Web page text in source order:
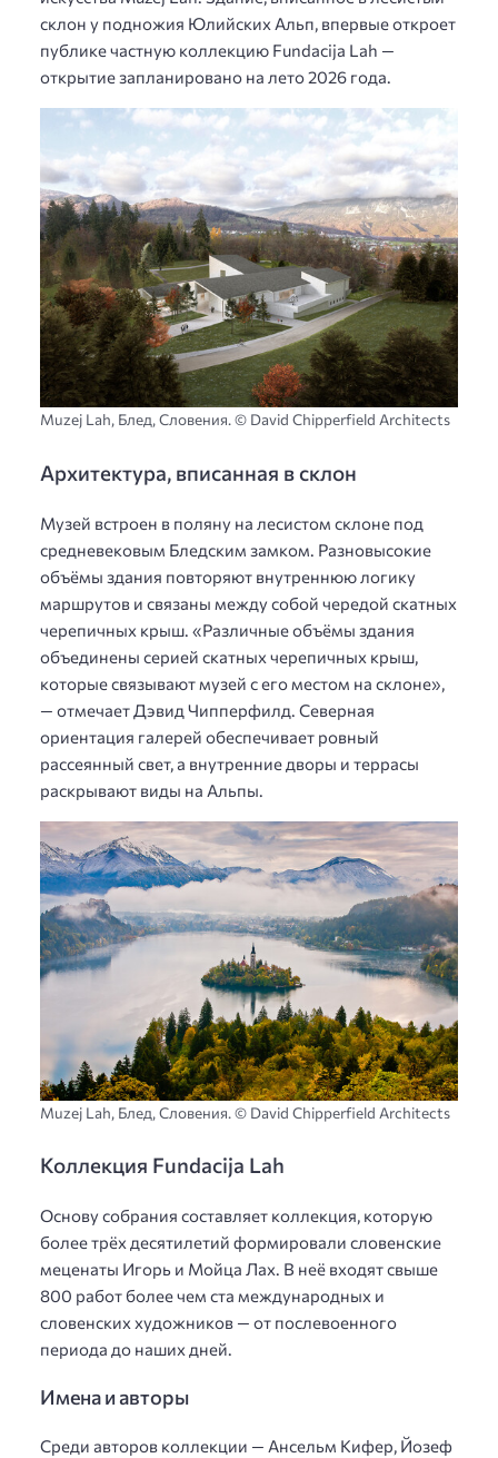
склон у подножия Юлийских Альп, впервые откроет
публике частную коллекцию Fundacija Lah —
открытие запланировано на лето 2026 года.
Muzej Lah, Блед, Словения. © David Chipperfield Architects
Архитектура, вписанная в склон
Музей встроен в поляну на лесистом склоне под
средневековым Бледским замком. Разновысокие
объёмы здания повторяют внутреннюю логику
маршрутов и связаны между собой чередой скатных
черепичных крыш. «Различные объёмы здания
объединены серией скатных черепичных крыш,
которые связывают музей с его местом на склоне»,
— отмечает Дэвид Чипперфилд. Северная
ориентация галерей обеспечивает ровный
рассеянный свет, а внутренние дворы и террасы
раскрывают виды на Альпы.
Muzej Lah, Блед, Словения. © David Chipperfield Architects
Коллекция Fundacija Lah
Основу собрания составляет коллекция, которую
более трёх десятилетий формировали словенские
меценаты Игорь и Мойца Лах. В неё входят свыше
800 работ более чем ста международных и
словенских художников — от послевоенного
периода до наших дней.
Имена и авторы
Среди авторов коллекции — Ансельм Кифер, Йозеф